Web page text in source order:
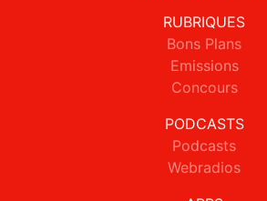
RUBRIQUES
Bons Plans
Emissions
Concours
PODCASTS
Podcasts
Webradios